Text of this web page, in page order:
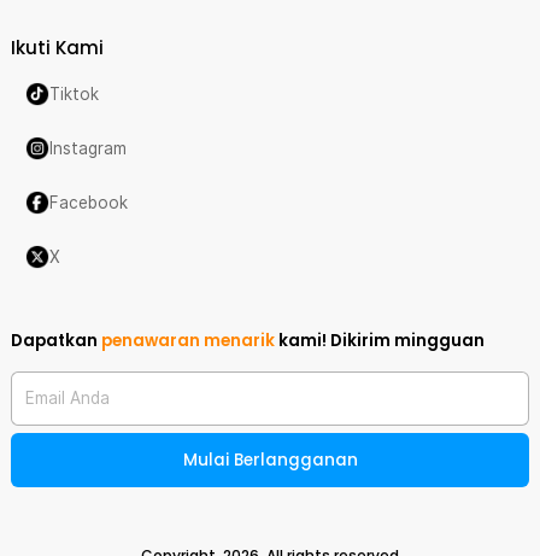
Ikuti Kami
Tiktok
Instagram
Facebook
X
Dapatkan penawaran menarik kami! Dikirim mingguan
Email Anda
Mulai Berlangganan